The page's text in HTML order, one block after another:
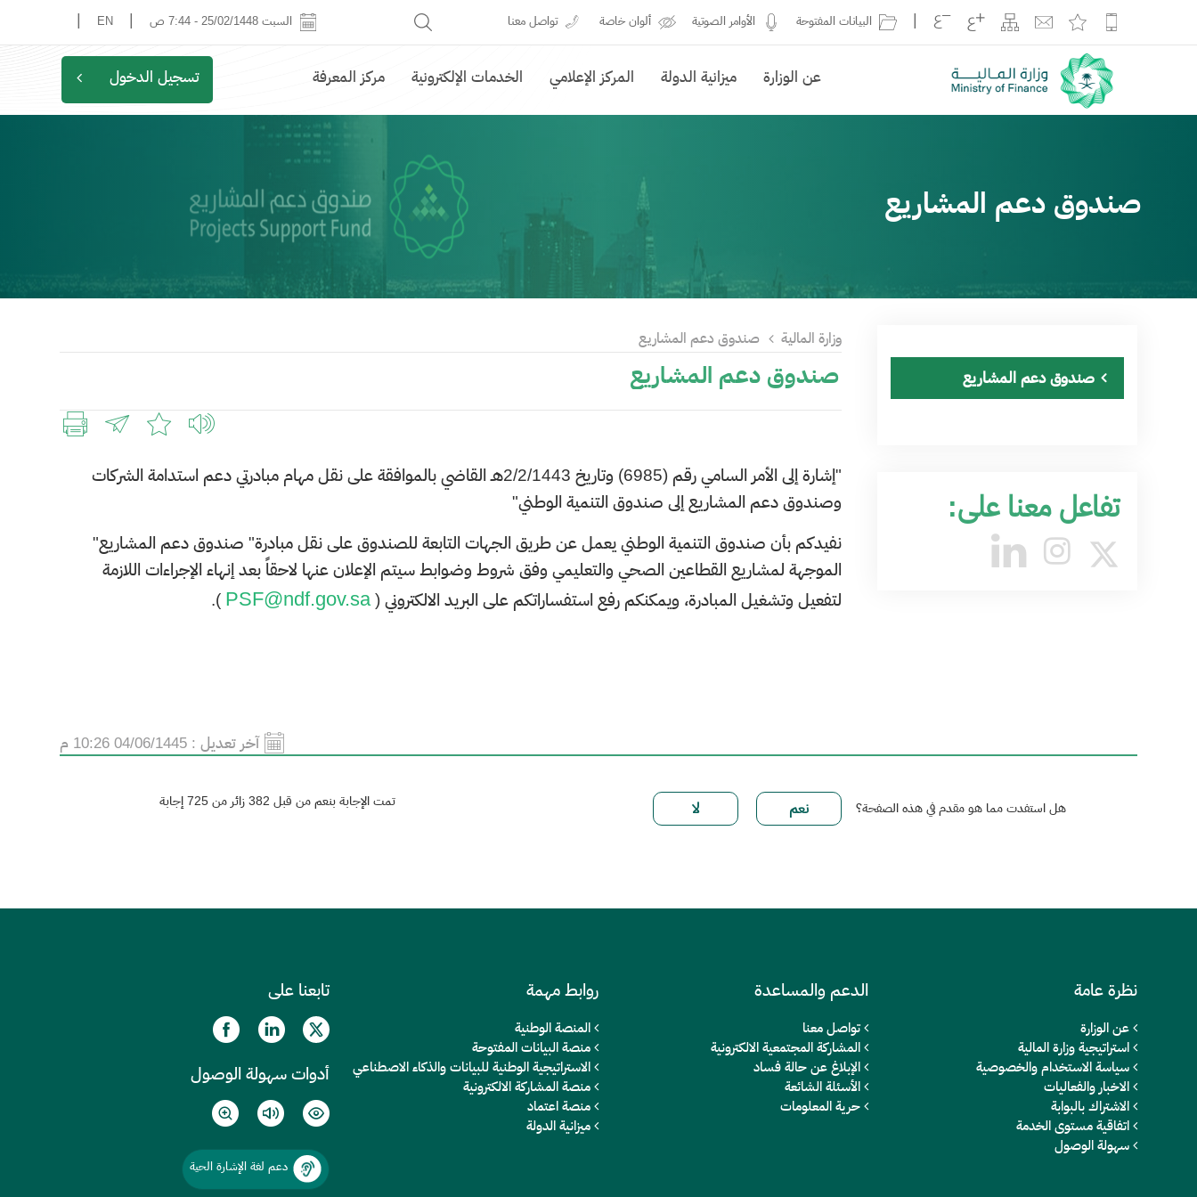
البيانات المفتوحة الأوامر الصوتية ألوان خاصة تواصل معنا EN السبت 25/02/1448 - 7:44 ص
عن الوزارة ميزانية الدولة المركز الإعلامي الخدمات الإلكترونية مركز المعرفة تسجيل الدخول
صندوق دعم المشاريع
صندوق دعم المشاريع
تفاعل معنا على:
وزارة المالية صندوق دعم المشاريع
صندوق دعم المشاريع
​​​​"إشارة إلى الأمر السامي رقم (6985) وتاريخ 2/2/1443هـ القاضي بالموافقة على نقل مهام مبادرتي دعم استدامة الشركات
وصندوق دعم المشاريع إلى صندوق التنمية الوطني"
نفيدكم بأن صندوق التنمية الوطني يعمل عن طريق الجهات التابعة للصندوق على نقل مبادرة" صندوق دعم المشاريع"
الموجهة لمشاريع القطاعين الصحي والتعليمي وفق شروط وضوابط سيتم الإعلان عنها لاحقاً بعد إنهاء الإجراءات اللازمة
لتفعيل وتشغيل المبادرة، ويمكنكم رفع استفساراتكم على البريد الالكتروني (PSF@ndf.gov.sa
).
آخر تعديل : 04/06/1445 10:26 م
هل استفدت مما هو مقدم في هذه الصفحة؟ تمت الإجابة بنعم من قبل 382 زائر من 725 إجابة
نظرة عامة
عن الوزارة
استراتيجية وزارة المالية
سياسة الاستخدام والخصوصية
الاخبار والفعاليات
الاشتراك بالبوابة
اتفاقية مستوى الخدمة
سهولة الوصول
الدعم والمساعدة
تواصل معنا
المشاركة المجتمعية الالكترونية
الإبلاغ عن حالة فساد
الأسئلة الشائعة
حرية المعلومات
روابط مهمة
المنصة الوطنية
منصة البيانات المفتوحة
الاستراتيجية الوطنية للبيانات والذكاء الاصطناعي
منصة المشاركة الالكترونية
منصة اعتماد
ميزانية الدولة
تابعنا على
أدوات سهولة الوصول
دعم لغة الإشارة الحية